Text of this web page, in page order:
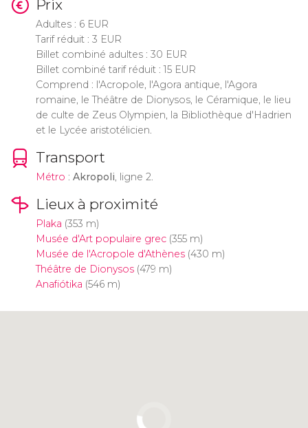
Prix
Adultes : 6 EUR
Tarif réduit : 3 EUR
Billet combiné adultes : 30 EUR
Billet combiné tarif réduit : 15 EUR
Comprend : l'Acropole, l'Agora antique, l'Agora
romaine, le Théâtre de Dionysos, le Céramique, le lieu
de culte de Zeus Olympien, la Bibliothèque d'Hadrien
et le Lycée aristotélicien.
Transport
Métro : Akropoli, ligne 2.
Lieux à proximité
Plaka (353 m)
Musée d'Art populaire grec(355 m)
Musée de l'Acropole d'Athènes(430 m)
Théâtre de Dionysos(479 m)
Anafiótika (546 m)